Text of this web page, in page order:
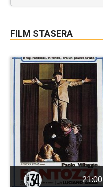
FILM STASERA
21:00